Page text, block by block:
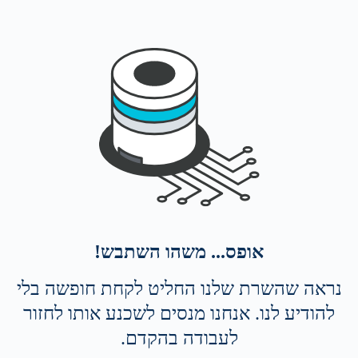
אופס... משהו השתבש!
נראה שהשרת שלנו החליט לקחת חופשה בלי
להודיע לנו. אנחנו מנסים לשכנע אותו לחזור
לעבודה בהקדם.